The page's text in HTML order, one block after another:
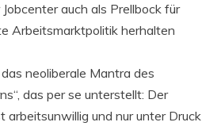
auch als Prellbock für
Arbeitsmarktpolitik herhalten
neoliberale Mantra des
das per se unterstellt: Der
arbeitsunwillig und nur unter Druck